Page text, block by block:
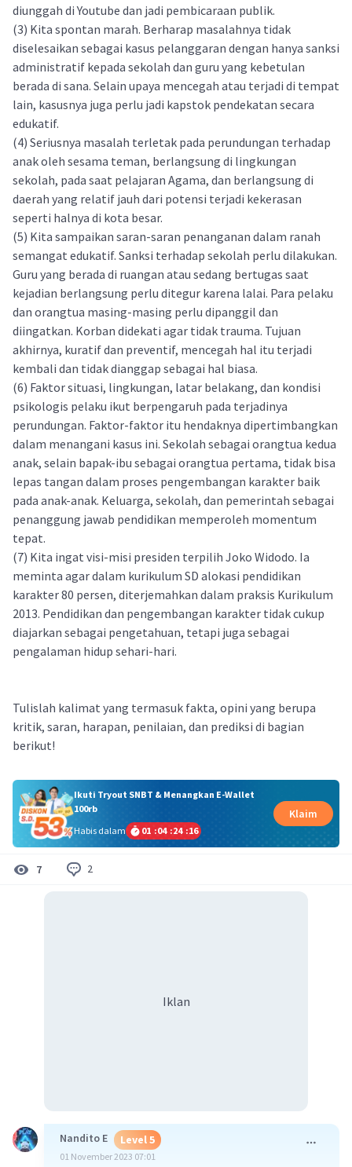
diunggah di Youtube dan jadi pembicaraan publik.
(3) Kita spontan marah. Berharap masalahnya tidak
diselesaikan sebagai kasus pelanggaran dengan hanya sanksi
administratif kepada sekolah dan guru yang kebetulan
berada di sana. Selain upaya mencegah atau terjadi di tempat
lain, kasusnya juga perlu jadi kapstok pendekatan secara
edukatif.
(4) Seriusnya masalah terletak pada perundungan terhadap
anak oleh sesama teman, berlangsung di lingkungan
sekolah, pada saat pelajaran Agama, dan berlangsung di
daerah yang relatif jauh dari potensi terjadi kekerasan
seperti halnya di kota besar.
(5) Kita sampaikan saran-saran penanganan dalam ranah
semangat edukatif. Sanksi terhadap sekolah perlu dilakukan.
Guru yang berada di ruangan atau sedang bertugas saat
kejadian berlangsung perlu ditegur karena lalai. Para pelaku
dan orangtua masing-masing perlu dipanggil dan
diingatkan. Korban didekati agar tidak trauma. Tujuan
akhirnya, kuratif dan preventif, mencegah hal itu terjadi
kembali dan tidak dianggap sebagai hal biasa.
(6) Faktor situasi, lingkungan, latar belakang, dan kondisi
psikologis pelaku ikut berpengaruh pada terjadinya
perundungan. Faktor-faktor itu hendaknya dipertimbangkan
dalam menangani kasus ini. Sekolah sebagai orangtua kedua
anak, selain bapak-ibu sebagai orangtua pertama, tidak bisa
lepas tangan dalam proses pengembangan karakter baik
pada anak-anak. Keluarga, sekolah, dan pemerintah sebagai
penanggung jawab pendidikan memperoleh momentum
tepat.
(7) Kita ingat visi-misi presiden terpilih Joko Widodo. Ia
meminta agar dalam kurikulum SD alokasi pendidikan
karakter 80 persen, diterjemahkan dalam praksis Kurikulum
2013. Pendidikan dan pengembangan karakter tidak cukup
diajarkan sebagai pengetahuan, tetapi juga sebagai
pengalaman hidup sehari-hari.
Tulislah kalimat yang termasuk fakta, opini yang berupa
kritik, saran, harapan, penilaian, dan prediksi di bagian
berikut!
Ikuti Tryout SNBT & Menangkan E-Wallet
100rb
Habis dalam
01 :04 :24 :16
Klaim
7 2
Iklan
Nandito E Level 5
01 November 2023 07:01